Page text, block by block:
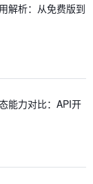
解析：从免费版到
能力对比：API开